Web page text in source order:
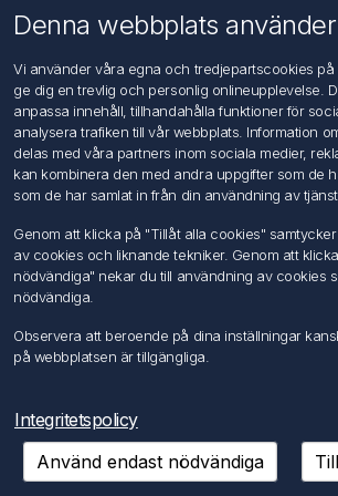
Kontakta oss
Kundtjänst
Sök
Mitt konto
Mina ordrar
Mina adresser
Följ oss
Copyright © 2026 FÖRCH Sverige AB. Alla
Powered bynopCommerce
Denna webbplats
Vi använder våra egna och tredjepartscookies
ge dig en trevlig och personlig onlineupplevelse.
anpassa innehåll, tillhandahålla funktioner för
analysera trafiken till vår webbplats. Information
delas med våra partners inom sociala medier,
kan kombinera den med andra uppgifter som de
som de har samlat in från din användning av
Genom att klicka på "Tillåt alla cookies"
av cookies och liknande tekniker. Genom att
nödvändiga" nekar du till användning av cookies
nödvändiga.
Observera att beroende på dina inställningar
på webbplatsen är tillgängliga.
Integritetspolicy
Använd endast nödvändiga